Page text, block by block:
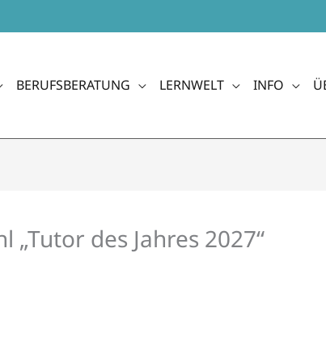
BERUFSBERATUNG LERNWELT INFO
des Jahres 2027“